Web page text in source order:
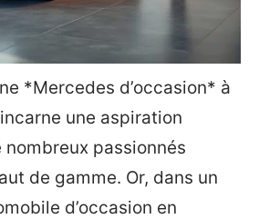
*Mercedes d’occasion* à
une aspiration
passionnés
de gamme. Or, dans un
d’occasion en